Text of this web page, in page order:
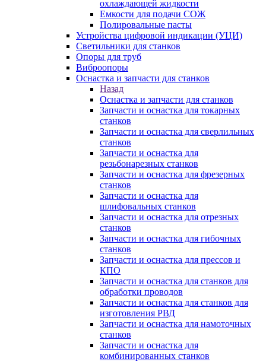
охлаждающей жидкости
Емкости для подачи СОЖ
Полировальные пасты
Устройства цифровой индикации (УЦИ)
Светильники для станков
Опоры для труб
Виброопоры
Оснастка и запчасти для станков
Назад
Оснастка и запчасти для станков
Запчасти и оснастка для токарных
станков
Запчасти и оснастка для сверлильных
станков
Запчасти и оснастка для
резьбонарезных станков
Запчасти и оснастка для фрезерных
станков
Запчасти и оснастка для
шлифовальных станков
Запчасти и оснастка для отрезных
станков
Запчасти и оснастка для гибочных
станков
Запчасти и оснастка для прессов и
КПО
Запчасти и оснастка для станков для
обработки проводов
Запчасти и оснастка для станков для
изготовления РВД
Запчасти и оснастка для намоточных
станков
Запчасти и оснастка для
комбинированных станков